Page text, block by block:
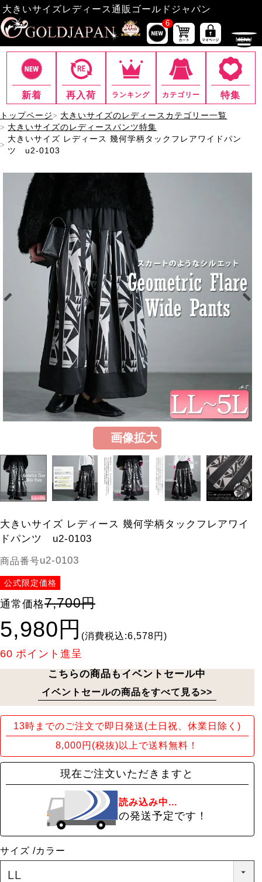
大きいサイズレディース通販ゴールドジャパン
6
新着 再入荷 ランキング カテゴリー 特集
トップページ
大きいサイズのレディースカテゴリー一覧
大きいサイズのレディースパンツ特集
大きいサイズ レディース 幾何学柄タックフレアワイドパン
ツ u2-0103
大きいサイズ レディース 幾何学柄タックフレアワイ
ドパンツ u2-0103
商品番号u2-0103
公式限定価格
通常価格7,700円
5,980円 (消費税込:6,578円)
60 ポイント進呈
こちらの商品もイベントセール中
イベントセールの商品をすべて見る>>
13時までのご注文で即日発送(土日祝、休業日除く)
8,000円(税抜)以上で送料無料！
現在ご注文いただきますと
読み込み中...
の発送予定です！
サイズ カラー
画像拡大